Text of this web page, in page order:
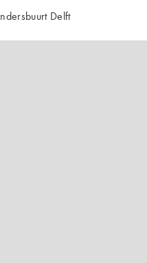
Delft